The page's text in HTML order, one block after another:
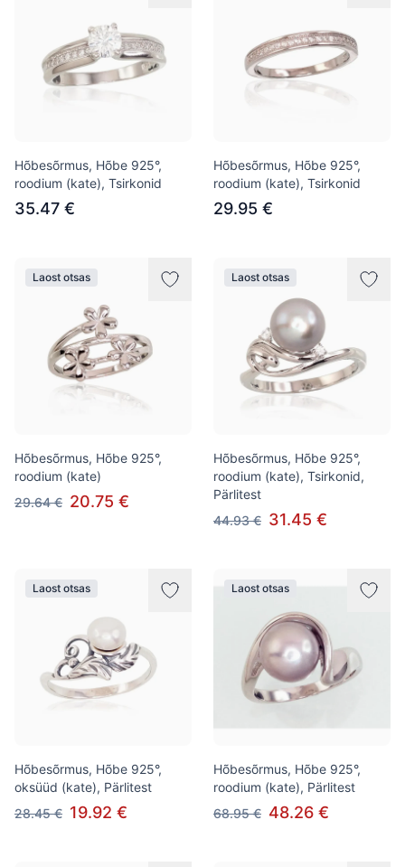
Hõbesõrmus, Hõbe 925°,
roodium (kate), Tsirkonid
35.47 €
Hõbesõrmus, Hõbe 925°,
roodium (kate), Tsirkonid
29.95 €
Laost otsas
Hõbesõrmus, Hõbe 925°,
roodium (kate)
29.64 € 20.75 €
Laost otsas
Hõbesõrmus, Hõbe 925°,
roodium (kate), Tsirkonid,
Pärlitest
44.93 € 31.45 €
Laost otsas
Hõbesõrmus, Hõbe 925°,
oksüüd (kate), Pärlitest
28.45 € 19.92 €
Laost otsas
Hõbesõrmus, Hõbe 925°,
roodium (kate), Pärlitest
68.95 € 48.26 €